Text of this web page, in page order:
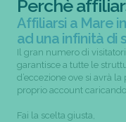
Perchè
Affiliarsi a Mare
ad una infinità di
Il gran numero di
garantisce a tutte le
d’eccezione ove si avrà
proprio account
Fai la scelta giusta,